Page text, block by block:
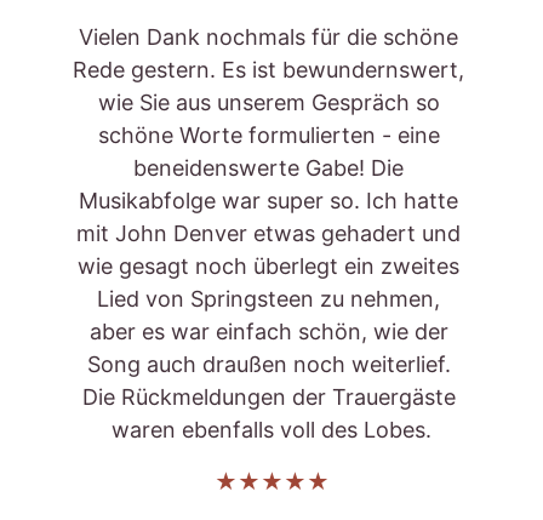
Vielen Dank nochmals für die schöne
Rede gestern. Es ist bewundernswert,
wie Sie aus unserem Gespräch so
schöne Worte formulierten - eine
beneidenswerte Gabe! Die
Musikabfolge war super so. Ich hatte
mit John Denver etwas gehadert und
wie gesagt noch überlegt ein zweites
Lied von Springsteen zu nehmen,
aber es war einfach schön, wie der
Song auch draußen noch weiterlief.
Die Rückmeldungen der Trauergäste
waren ebenfalls voll des Lobes.
★★★★★